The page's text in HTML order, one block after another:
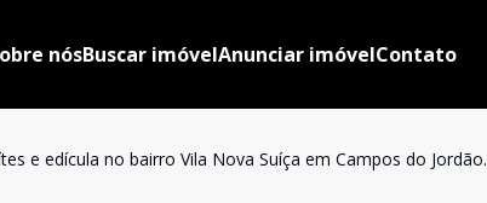
nósBuscar imóvelAnunciar imóvelContato
e edícula no bairro Vila Nova Suíça em Campos do Jordão.